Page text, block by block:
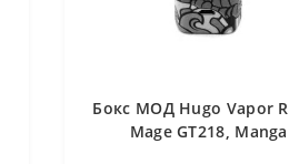
Бокс МОД Hugo Vapor
Mage GT218, Manga